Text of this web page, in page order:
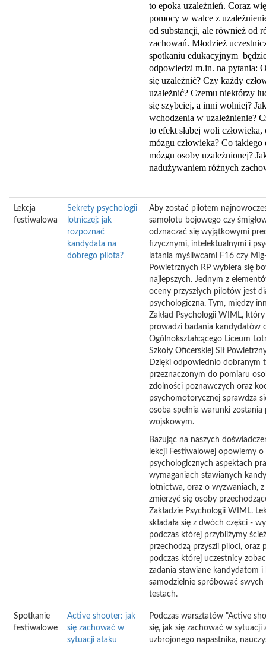
to epoka uzależnień. Coraz
pomocy w walce z
od substancji, ale również od
zachowań. Młodzież
spotkaniu edukacyjnym
odpowiedzi m.in. na pytania:
się uzależnić? Czy każdy
uzależnić? Czemu niektórzy
się szybciej, a inni wolniej?
wchodzenia w uzależnienie?
to efekt słabej woli człowieka,
mózgu człowieka? Co takiego
mózgu osoby uzależnionej?
nadużywaniem różnych
Lekcja
festiwalowa
Sekrety psychologii
lotniczej: jak
rozpoznać
kandydata na
dobrego pilota?
Aby zostać pilotem
samolotu bojowego czy
odznaczać się wyjątkowymi
fizycznymi, intelektualnymi i
latania myśliwcami F16 czy
Powietrznych RP wybiera się
najlepszych. Jednym z
oceny przyszłych pilotów jest
psychologiczna. Tym, między
Zakład Psychologii WIML,
prowadzi badania kandydatów
Ogólnokształcącego Liceum
Szkoły Oficerskiej Sił
Dzięki odpowiednio dobranym
przeznaczonym do pomiaru
zdolności poznawczych oraz
psychomotorycznej sprawdza
osoba spełnia warunki zostania
wojskowym.
Bazując na naszych
lekcji Festiwalowej opowiemy o
psychologicznych aspektach
wymaganiach stawianych
lotnictwa, oraz o wyzwaniach,
zmierzyć się osoby
Zakładzie Psychologii WIML.
składała się z dwóch części -
podczas której przybliżymy
przechodzą przyszli piloci, oraz
podczas której uczestnicy
zadania stawiane kandydatom i
samodzielnie spróbować swych
testach.
Spotkanie
festiwalowe
Active shooter: jak
się zachować w
sytuacji ataku
Podczas warsztatów "Active
się, jak się zachować w sytuacji
uzbrojonego napastnika,